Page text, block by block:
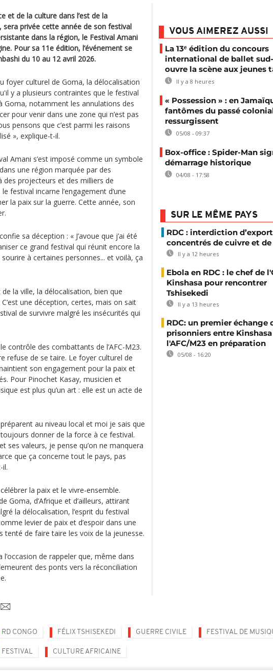
et de la culture dans l’est de la
privée cette année de son festival
dans la région, le Festival Amani
Pour sa 11e édition, l’événement se
du 10 au 12 avril 2026.
foyer culturel de Goma, la délocalisation
y a plusieurs contraintes que le festival
Goma, notamment les annulations des
pour venir dans une zone qui n’est pas
pensons que c’est parmi les raisons
», explique-t-il.
Amani s’est imposé comme un symbole
une région marquée par des
des projecteurs et des milliers de
festival incarne l’engagement d’une
la paix sur la guerre. Cette année, son
sa déception : « J’avoue que j’ai été
ce grand festival qui réunit encore la
à certaines personnes... et voilà, ça
la ville, la délocalisation, bien que
une déception, certes, mais on sait
de survivre malgré les insécurités qui
contrôle des combattants de l’AFC-M23.
refuse de se taire. Le foyer culturel de
son engagement pour la paix et
Pour Pinochet Kasay, musicien et
est plus qu’un art : elle est un acte de
au niveau local et moi je sais que
donner de la force à ce festival.
ses valeurs, je pense qu’on ne manquera
que ça concerne tout le pays, pas
il.
la paix et le vivre-ensemble.
Goma, d’Afrique et d’ailleurs, attirant
la délocalisation, l’esprit du festival
levier de paix et d’espoir dans une
de faire taire les voix de la jeunesse.
de rappeler que, même dans
des ponts vers la réconciliation
VOUS AIMEREZ AUSSI
La 13ᵉ édition du concours
international de ballet
ouvre la scène aux jeunes
Il y a 8 heures
« Possession » : en
fantômes du passé
ressurgissent
05/08 - 09:37
Box-office : Spider-Man
démarrage historique
04/08 - 17:58
SUR LE MÊME PAYS
RDC : interdiction
concentrés de cuivre et
Il y a 12 heures
Ebola en RDC : le chef de
Kinshasa pour rencontrer
Tshisekedi
Il y a 13 heures
RDC: un premier échange
prisonniers entre
l'AFC/M23 en préparation
05/08 - 16:20
RD CONGO FÉLIX TSHISEKEDI GUERRE CIVILE FESTIVAL DE
FESTIVAL CULTURE AFRICAINE